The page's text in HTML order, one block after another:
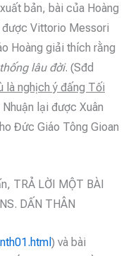
bản, bài của Hoàng
được Vittorio Messori
Hoàng giải thích rằng
lâu đời. (Sđd
là nghịch ý đấng Tối
lại được Xuân
Đức Giáo Tông Gioan
TRẢ LỜI MỘT BÀI
DẤN THÂN
) và bài